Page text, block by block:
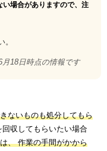
場合がありますので、注
。
月18日時点の情報です
ないものも処分してもら
収してもらいたい場合
、 作業の手間がかから